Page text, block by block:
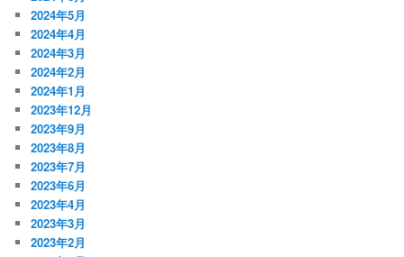
2024年5月
2024年4月
2024年3月
2024年2月
2024年1月
2023年12月
2023年9月
2023年8月
2023年7月
2023年6月
2023年4月
2023年3月
2023年2月